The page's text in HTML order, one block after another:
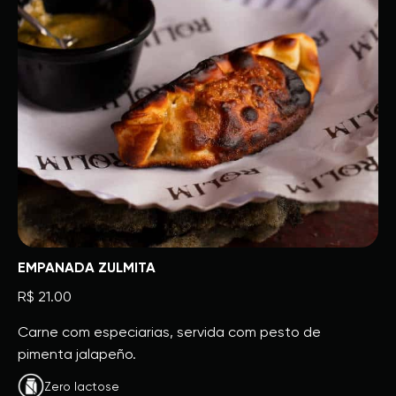
EMPANADA ZULMITA
R$ 21.00
Carne com especiarias, servida com pesto de
pimenta jalapeño.
Zero lactose